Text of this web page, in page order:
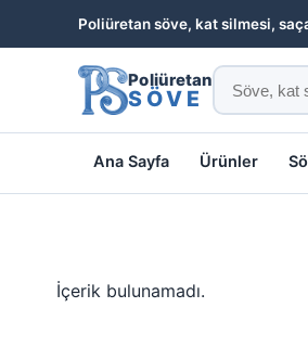
Poliüretan söve, kat silmesi,
Poliüretan
SÖVE
Ana Sayfa Ürünler
İçerik bulunamadı.